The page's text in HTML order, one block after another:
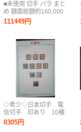
■未使用 切手 バラ まと
め 額面総額約160,000
円分 総重量約628.30ｇ
（袋等含む）【買取ま
111449円
◇希少◇日本切手 電
信切手 印あり 10種
完◇
8305円